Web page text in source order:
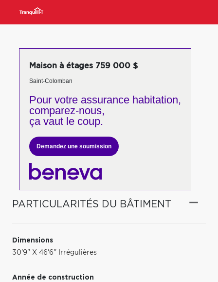
Maison à étages 759 000 $
Saint-Colomban
Pour votreassurance habitation,
comparez-nous,
ça vaut le coup.
Demandez une soumission
PARTICULARITÉS DU BÂTIMENT
Dimensions
30'9" X 46'6" Irrégulières
Année de construction